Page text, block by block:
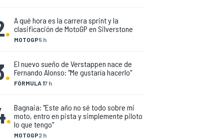
. MOTOGP5 h
A qué hora es la carrera sprint y la
clasificación de MotoGP en Silverstone
. FÓRMULA 17 h
El nuevo sueño de Verstappen nace de
Fernando Alonso: "Me gustaría hacerlo"
.
MOTOGP2 h
Bagnaia: "Este año no sé todo sobre mi
moto, entro en pista y simplemente piloto
lo que tengo"